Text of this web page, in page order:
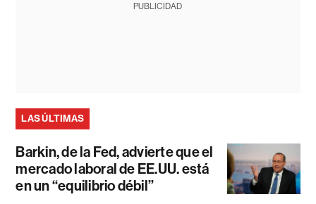
PUBLICIDAD
LAS ÚLTIMAS
Barkin, de la Fed, advierte que el
mercado laboral de EE.UU. está
en un “equilibrio débil”